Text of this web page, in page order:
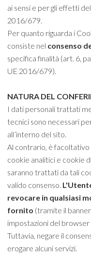
ai sensi e per gli effetti
2016/679.
Per quanto riguarda i
consiste nel consenso
specifica finalità (art. 6,
UE 2016/679).
NATURA DEL
I dati personali trattati
tecnici sono necessari
all’interno del sito.
Al contrario, è facoltativo
cookie analitici e cookie
saranno trattati da tali
valido consenso. L
revocare in qualsiasi
fornito (tramite il
impostazioni del
Tuttavia, negare il
erogare alcuni servizi.